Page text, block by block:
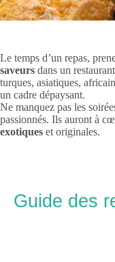
Le temps d’un repas,
saveurs dans un
turques, asiatiques,
un cadre dépaysant.
Ne manquez pas les
passionnés. Ils auront à
exotiques et originales.
Guide des